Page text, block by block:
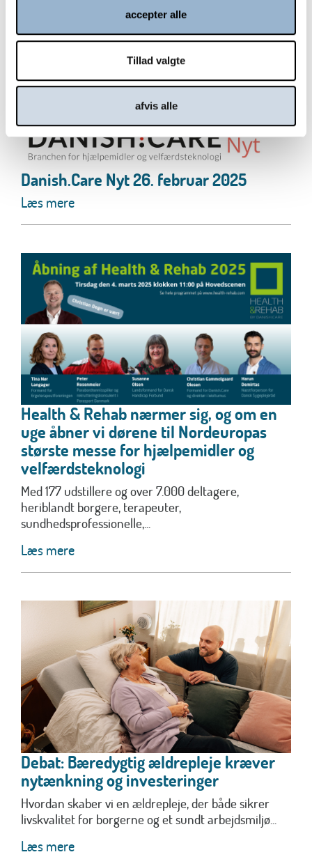
accepter alle
Tillad valgte
afvis alle
Danish.Care Nyt 26. februar 2025
Læs mere
Health & Rehab nærmer sig, og om en
uge åbner vi dørene til Nordeuropas
største messe for hjælpemidler og
velfærdsteknologi
Med 177 udstillere og over 7.000 deltagere,
heriblandt borgere, terapeuter,
sundhedsprofessionelle,...
Læs mere
Debat: Bæredygtig ældrepleje kræver
nytænkning og investeringer
Hvordan skaber vi en ældrepleje, der både sikrer
livskvalitet for borgerne og et sundt arbejdsmiljø...
Læs mere